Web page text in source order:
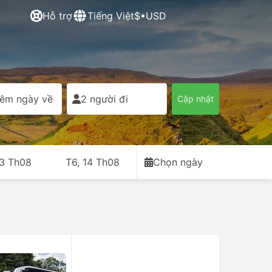
Hỗ trợ Tiếng Việt$•USD
ngày về 2 người đi Cập nhật
Th08 T6, 14 Th08 Chọn ngày